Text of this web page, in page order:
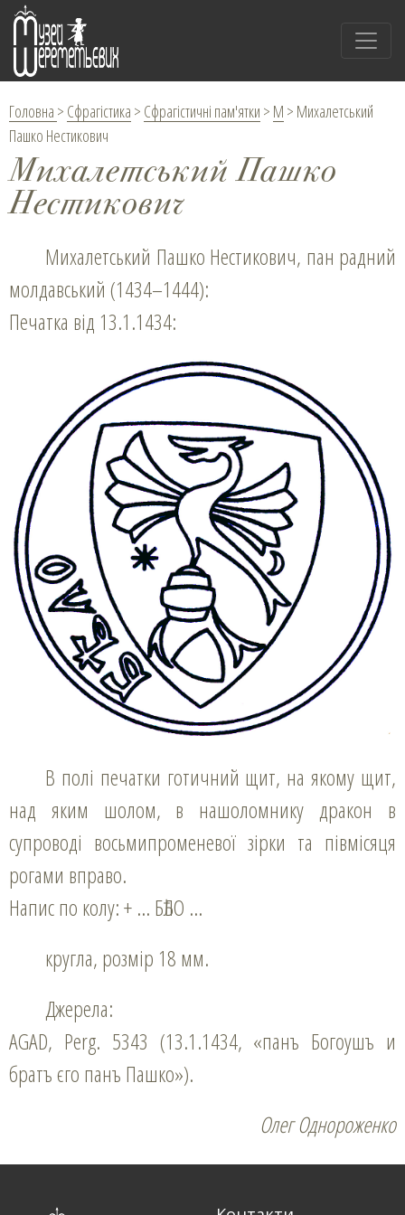
Головна > Сфрагістика > Сфрагістичні пам'ятки > М > Михалетський
Пашко Нестикович
Михалетський Пашко
Нестикович
Михалетський Пашко Нестикович, пан радний
молдавський (1434–1444):
Печатка від 13.1.1434:
В полі печатки готичний щит, на якому щит,
над яким шолом, в нашоломнику дракон в
супроводі восьмипроменевої зірки та півмісяця
рогами вправо.
Напис по колу: + … БѢЛО …
кругла, розмір 18 мм.
Джерела:
AGAD, Perg. 5343 (13.1.1434, «панъ Богѹшъ и
братъ єго панъ Пашко»).
Олег Однороженко